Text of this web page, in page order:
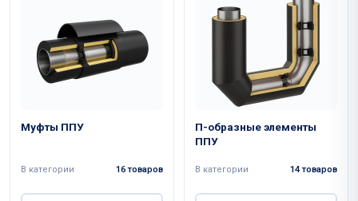
Муфты ППУ
В категории 16 товаров
П-образные элементы
ППУ
В категории 14 товаров